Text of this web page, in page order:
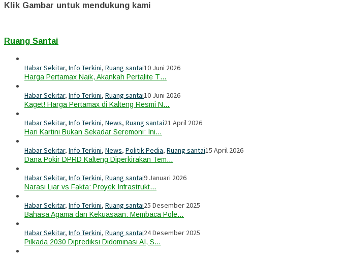
Klik Gambar untuk mendukung kami
Ruang Santai
Habar Sekitar, Info Terkini, Ruang santai10 Juni 2026
Harga Pertamax Naik, Akankah Pertalite T…
Habar Sekitar, Info Terkini, Ruang santai10 Juni 2026
Kaget! Harga Pertamax di Kalteng Resmi N…
Habar Sekitar, Info Terkini, News, Ruang santai21 April 2026
Hari Kartini Bukan Sekadar Seremoni: Ini…
Habar Sekitar, Info Terkini, News, Politik Pedia, Ruang santai15 April 2026
Dana Pokir DPRD Kalteng Diperkirakan Tem…
Habar Sekitar, Info Terkini, Ruang santai9 Januari 2026
Narasi Liar vs Fakta: Proyek Infrastrukt…
Habar Sekitar, Info Terkini, Ruang santai25 Desember 2025
Bahasa Agama dan Kekuasaan: Membaca Pole…
Habar Sekitar, Info Terkini, Ruang santai24 Desember 2025
Pilkada 2030 Diprediksi Didominasi AI, S…